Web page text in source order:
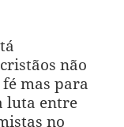
não
mas para
luta entre
no